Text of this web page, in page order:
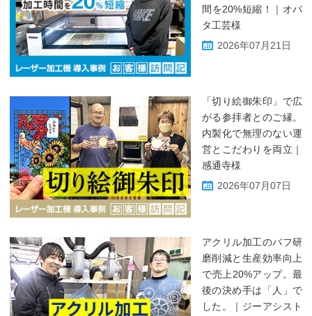
間を20%短縮！｜オバ
タ工芸様
2026年07月21日
「切り絵御朱印」で広
がる参拝者とのご縁。
内製化で無理のない運
営とこだわりを両立｜
感通寺様
2026年07月07日
アクリル加工のバフ研
磨削減と生産効率向上
で売上20%アップ。最
後の決め手は「人」で
した。｜ジーアシスト